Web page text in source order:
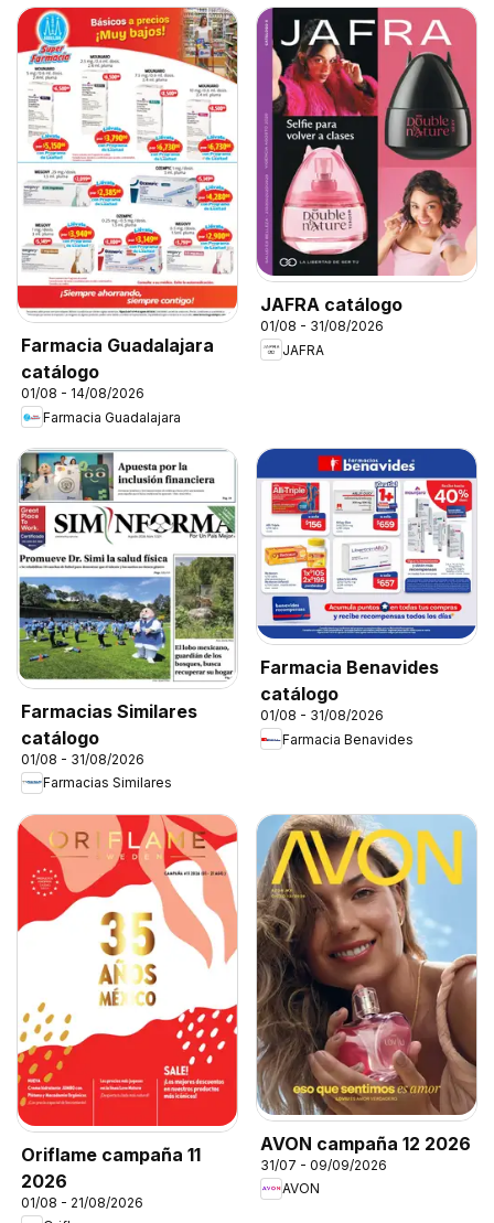
Farmacia Guadalajara
catálogo
01/08 - 14/08/2026
Farmacia Guadalajara
JAFRA catálogo
01/08 - 31/08/2026
JAFRA
Farmacias Similares
catálogo
01/08 - 31/08/2026
Farmacias Similares
Farmacia Benavides
catálogo
01/08 - 31/08/2026
Farmacia Benavides
Oriflame campaña 11
2026
01/08 - 21/08/2026
AVON campaña 12 2026
31/07 - 09/09/2026
AVON